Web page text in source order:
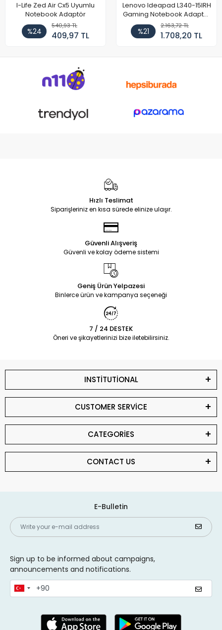
I-Life Zed Air Cx5 Uyumlu
Notebook Adaptör
%24
540,93 TL
409,97 TL
Lenovo Ideapad L340-15IRH
Gaming Notebook Adaptör
Cihazı Şarj Aleti (150W)
%21
2.163,72 TL
1.708,20 TL
Hızlı Teslimat
Siparişleriniz en kısa sürede elinize ulaşır.
Güvenli Alışveriş
Güvenli ve kolay ödeme sistemi
Geniş Ürün Yelpazesi
Binlerce ürün ve kampanya seçeneği
7 / 24 DESTEK
Öneri ve şikayetlerinizi bize iletebilirsiniz.
INSTİTUTİONAL
CUSTOMER SERVİCE
CATEGORİES
CONTACT US
E-Bulletin
Sign up to be informed about campaigns,
announcements and notifications.